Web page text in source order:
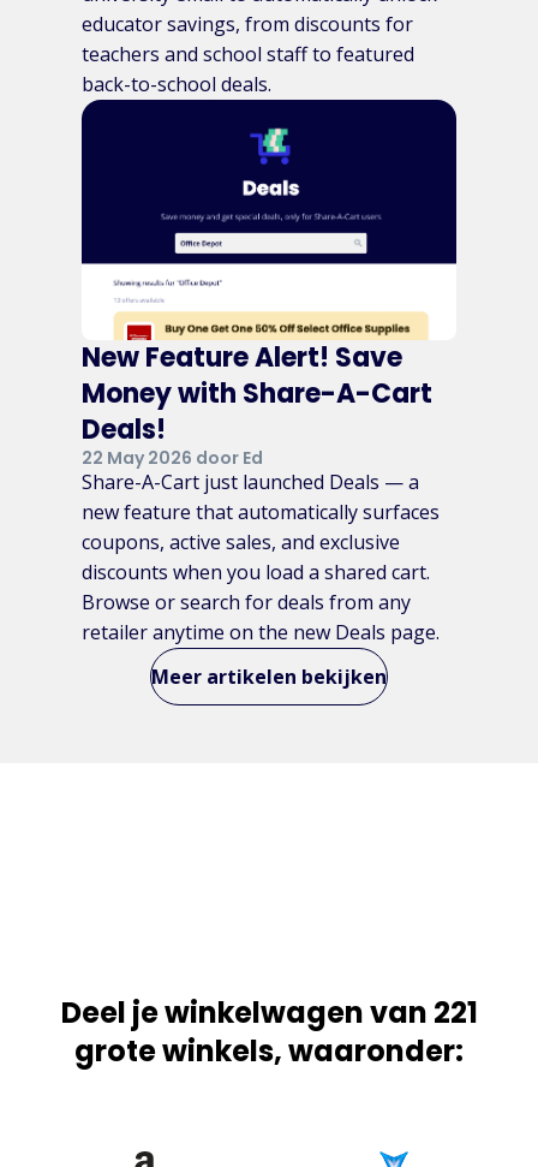
educator savings, from discounts for
teachers and school staff to featured
back-to-school deals.
New Feature Alert! Save
Money with Share-A-Cart
Deals!
22 May 2026 door Ed
Share-A-Cart just launched Deals — a
new feature that automatically surfaces
coupons, active sales, and exclusive
discounts when you load a shared cart.
Browse or search for deals from any
retailer anytime on the new Deals page.
Meer artikelen bekijken
Deel je winkelwagen van 221
grote winkels, waaronder: